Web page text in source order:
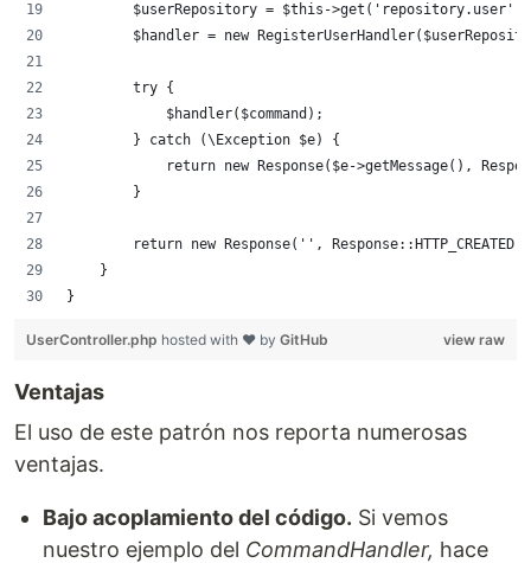
        $userRepository = $this->get('repository.user');
$handler = new
        try {
            $handler($command);
        } catch (\Exception $e) {
return new Response($e->getMessage(),
        }
        return new Response('', Response::HTTP_CREATED);
    }
}
view raw
UserController.php hosted with ❤ by GitHub
Ventajas
El uso de este patrón nos reporta numerosas
ventajas.
Bajo acoplamiento del código. Si vemos
nuestro ejemplo del CommandHandler, hace